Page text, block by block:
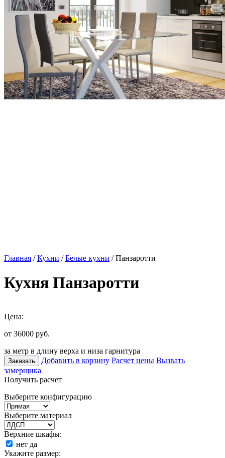
Главная /Кухни /Белые кухни / Панзаротти
Кухня Панзаротти
Цена:
от 36000 руб.
за метр в длину верха и низа гарнитура
Заказать Добавить в корзину Расчет цены Вызвать
замерщика
Получить расчет
Выберите конфигурацию
Выберите материал
Верхние шкафы:
нет да
Укажите размер: